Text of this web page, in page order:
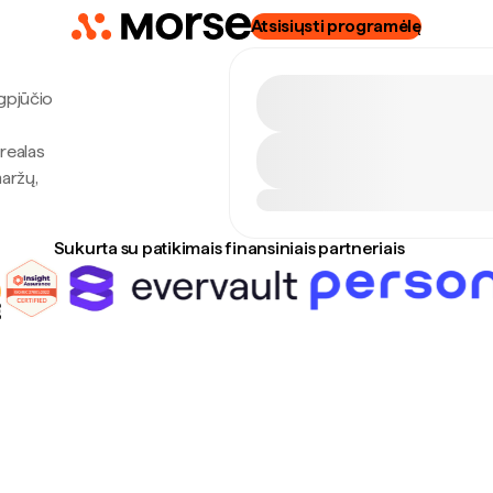
Atsisiųsti programėlę
Sukurta su patikimais finansiniais partneriais